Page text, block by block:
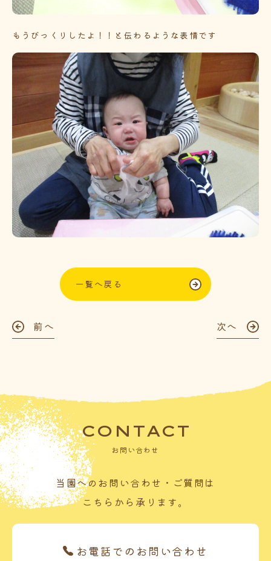
もうびっくりしたよ！！と伝わるような表情です
一覧へ戻る
前へ 次へ
CONTACT
お問い合わせ
当園へのお問い合わせ・ご質問は
こちらから承ります。
お電話でのお問い合わせ